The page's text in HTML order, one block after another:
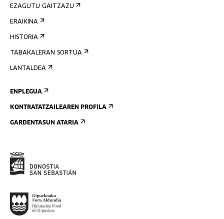
EZAGUTU GAITZAZU
ERAIKINA
HISTORIA
TABAKALERAN SORTUA
LANTALDEA
ENPLEGUA
KONTRATATZAILEAREN PROFILA
GARDENTASUN ATARIA